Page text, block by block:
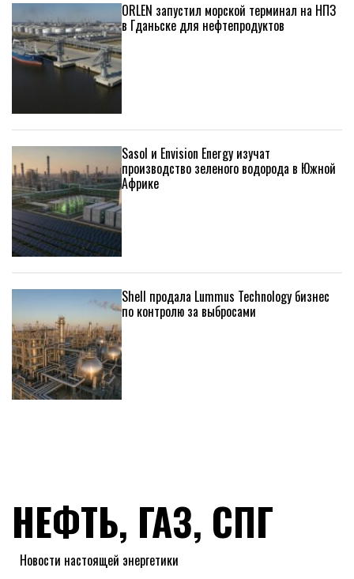
ORLEN запустил морской терминал на НПЗ
в Гданьске для нефтепродуктов
Sasol и Envision Energy изучат
производство зеленого водорода в Южной
Африке
Shell продала Lummus Technology бизнес
по контролю за выбросами
НЕФТЬ, ГАЗ, СПГ
Новости настоящей энергетики